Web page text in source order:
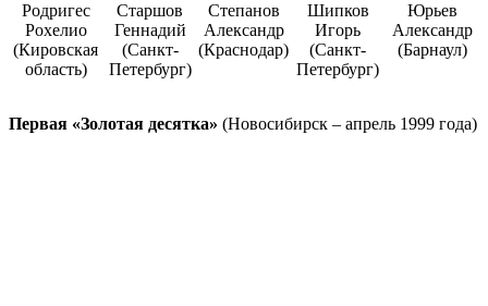
Родригес
Рохелио
(Кировская
область)
Старшов
Геннадий
(Санкт-
Петербург)
Степанов
Александр
(Краснодар)
Шипков
Игорь
(Санкт-
Петербург)
Юрьев
Александр
(Барнаул)
Первая «Золотая десятка» (Новосибирск – апрель 1999 года)